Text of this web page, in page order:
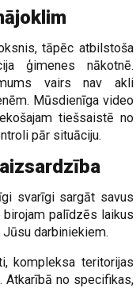
tāpēc atbilstoša
ģimenes nākotnē.
vairs nav akli
Mūsdienīga video
tiešsaistē no
pār situāciju.
svarīgi sargāt savus
palīdzēs laikus
darbiniekiem.
kompleksa teritorijas
no specifikas,